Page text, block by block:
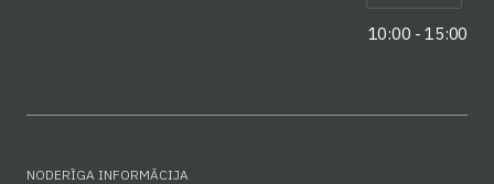
10:00 - 15:00
NODERĪGA INFORMĀCIJA